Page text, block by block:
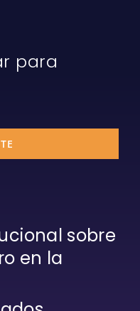
para
sobre
en la